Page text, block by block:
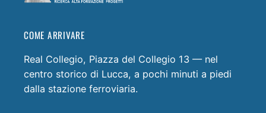
COME ARRIVARE
Real Collegio, Piazza del Collegio 13 — nel
centro storico di Lucca, a pochi minuti a piedi
dalla stazione ferroviaria.